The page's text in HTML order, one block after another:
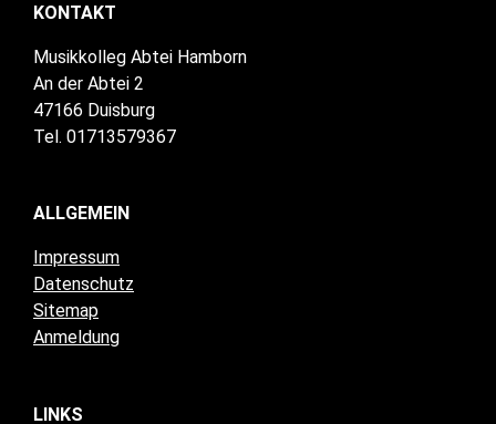
KONTAKT
Musikkolleg Abtei Hamborn
An der Abtei 2
47166 Duisburg
Tel. 01713579367
ALLGEMEIN
Impressum
Datenschutz
Sitemap
Anmeldung
LINKS